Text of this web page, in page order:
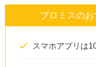
プロミスの
スマホアプリは